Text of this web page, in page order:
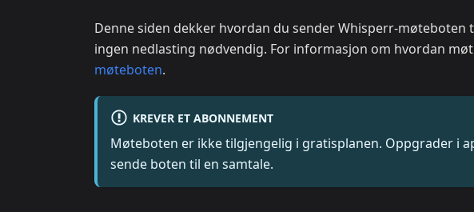
Denne siden dekker hvordan du sender Whisperr-møteboten
ingen nedlasting nødvendig. For informasjon om hvordan
møteboten.
KREVER ET ABONNEMENT
Møteboten er ikke tilgjengelig i gratisplanen. Oppgrader i
sende boten til en samtale.